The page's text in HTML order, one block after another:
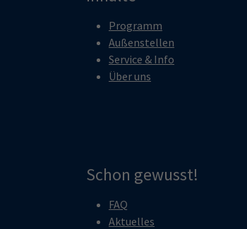
Programm
Außenstellen
Service & Info
Über uns
Schon gewusst!
FAQ
Aktuelles